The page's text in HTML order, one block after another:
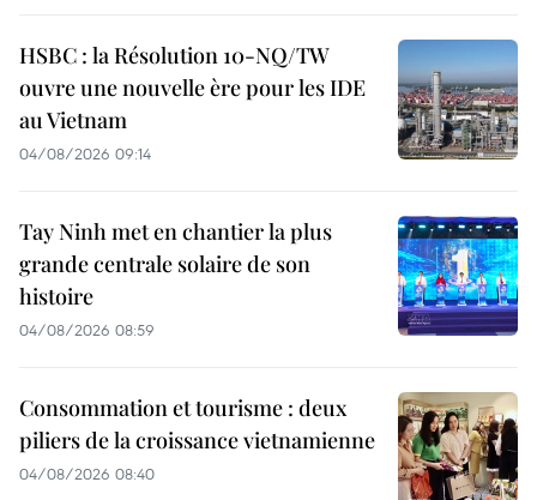
HSBC : la Résolution 10-NQ/TW
ouvre une nouvelle ère pour les IDE
au Vietnam
04/08/2026 09:14
Tay Ninh met en chantier la plus
grande centrale solaire de son
histoire
04/08/2026 08:59
Consommation et tourisme : deux
piliers de la croissance vietnamienne
04/08/2026 08:40